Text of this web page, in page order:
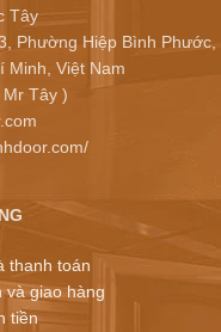
Tây
Phường Hiệp Bình Phước,
Minh, Việt Nam
Tây )
thanh toán
và giao hàng
tiền